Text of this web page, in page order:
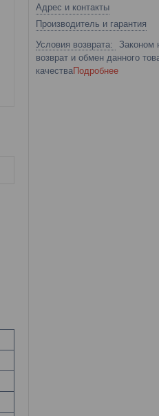
Адрес и контакты
Производитель и гарантия
Законом
возврат и обмен данного
качестваПодробнее